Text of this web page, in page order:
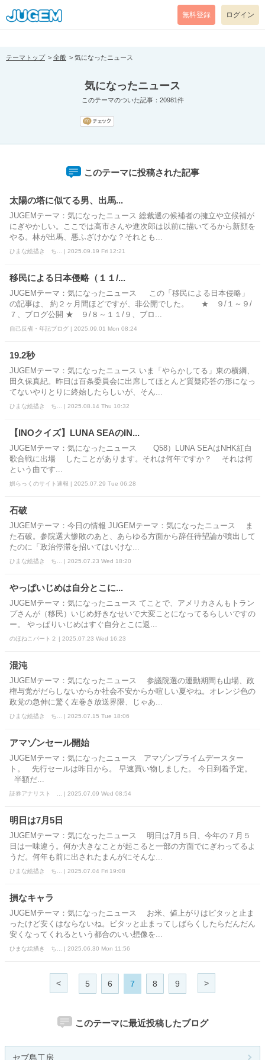
[pear_error: message="Success" code=0 mode=return level=notice
prefix="" info=""]
無料登録 ログイン
テーマトップ 全般 気になったニュース
気になったニュース
このテーマのついた記事：20981件
このテーマに投稿された記事
太陽の塔に似てる男、出馬...
JUGEMテーマ：気になったニュース 総裁選の候補者の擁立や立候補が
にぎやかしい。ここでは高市さんや進次郎は以前に描いてるから新顔を
やる。林が出馬、悪ふざけかな？それとも...
ひまな絵描き ち... | 2025.09.19 Fri 12:21
移民による日本侵略（１１/...
JUGEMテーマ：気になったニュース この「移民による日本侵略」
の記事は、 約２ヶ月間ほどですが、非公開でした。 ★ ９/１～９/
７、ブログ公開 ★ ９/８～１１/９、ブロ...
自己反省・年記ブログ | 2025.09.01 Mon 08:24
19.2秒
JUGEMテーマ：気になったニュース いま「やらかしてる」東の横綱、
田久保真紀。昨日は百条委員会に出席してほとんど質疑応答の形になっ
てないやりとりに終始したらしいが、そん...
ひまな絵描き ち... | 2025.08.14 Thu 10:32
【INOクイズ】LUNA SEAのIN...
JUGEMテーマ：気になったニュース Q58）LUNA SEAはNHK紅白
歌合戦に出場 したことがあります。それは何年ですか？ それは何
という曲です...
娯らっくのサイト速報 | 2025.07.29 Tue 06:28
石破
JUGEMテーマ：今日の情報 JUGEMテーマ：気になったニュース ま
た石破。参院選大惨敗のあと、あらゆる方面から辞任待望論が噴出して
たのに「政治停滞を招いてはいけな...
ひまな絵描き ち... | 2025.07.23 Wed 18:20
やっぱいじめは自分とこに...
JUGEMテーマ：気になったニュース てことで、アメリカさんもトラン
プさんが（移民）いじめ好きなせいで大変ことになってるらしいですの
ー。 やっぱりいじめはすぐ自分とこに返...
のほねこパート２ | 2025.07.23 Wed 16:23
混沌
JUGEMテーマ：気になったニュース 参議院選の運動期間も山場、政
権与党がだらしないからか社会不安からか喧しい夏やね。オレンジ色の
政党の急伸に驚く左巻き放送界隈、じゃあ...
ひまな絵描き ち... | 2025.07.15 Tue 18:06
アマゾンセール開始
JUGEMテーマ：気になったニュース アマゾンプライムデースター
ト。 先行セールは昨日から。 早速買い物しました。 今日到着予定。
半額だ...
証券アナリスト ... | 2025.07.09 Wed 08:54
明日は7月5日
JUGEMテーマ：気になったニュース 明日は7月５日、今年の７月５
日は一味違う。何か大きなことが起こると一部の方面でにぎわってるよ
うだ。何年も前に出されたまんがにそんな...
ひまな絵描き ち... | 2025.07.04 Fri 19:08
損なキャラ
JUGEMテーマ：気になったニュース お米、値上がりはピタッと止ま
ったけど安くはならないね。ピタッと止まってしばらくしたらだんだん
安くなってくれるという都合のいい想像を...
ひまな絵描き ち... | 2025.06.30 Mon 11:56
< 5 6 7 8 9 >
このテーマに最近投稿したブログ
セブ島工房